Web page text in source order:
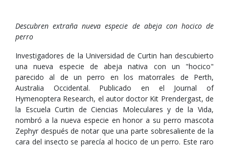
Descubren extraña nueva especie de abeja con hocico de
perro
Investigadores de la Universidad de Curtin han descubierto
una nueva especie de abeja nativa con un "hocico"
parecido al de un perro en los matorrales de Perth,
Australia Occidental. Publicado en el Journal of
Hymenoptera Research, el autor doctor Kit Prendergast, de
la Escuela Curtin de Ciencias Moleculares y de la Vida,
nombró a la nueva especie en honor a su perro mascota
Zephyr después de notar que una parte sobresaliente de la
cara del insecto se parecía al hocico de un perro. Este raro